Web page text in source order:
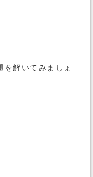
を解いてみましょ